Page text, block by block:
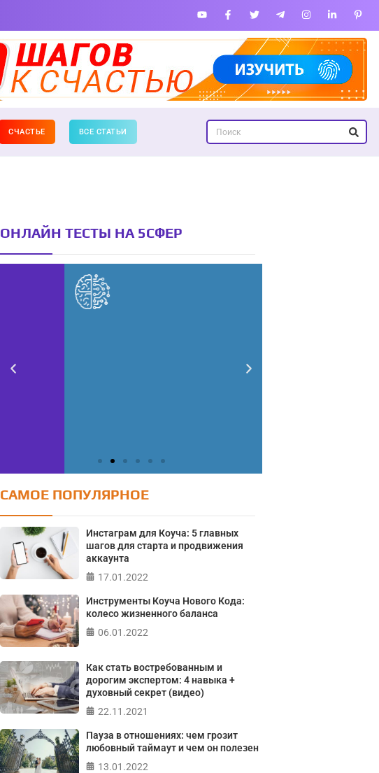
СЧАСТЬЕ ВСЕ СТАТЬИ
ОНЛАЙН ТЕСТЫ НА 5СФЕР
Тест: Как я
контролирую свою
жизнь?
Онлайн тест на основе шкалы
ПРОЙТИ ТЕСТ
САМОЕ ПОПУЛЯРНОЕ
Инстаграм для Коуча: 5 главных
шагов для старта и продвижения
аккаунта
17.01.2022
Инструменты Коуча Нового Кода:
колесо жизненного баланса
06.01.2022
Как стать востребованным и
дорогим экспертом: 4 навыка +
духовный секрет (видео)
22.11.2021
Пауза в отношениях: чем грозит
любовный таймаут и чем он полезен
13.01.2022